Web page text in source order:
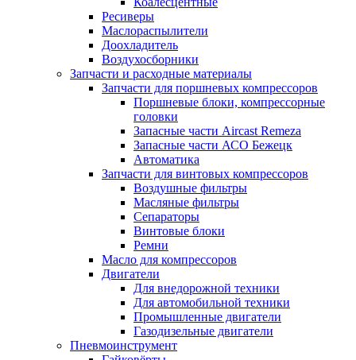
Ресиверы
Маслораспылители
Доохладитель
Воздухосборники
Запчасти и расходные материалы
Запчасти для поршневых компрессоров
Поршневые блоки, компрессорные
головки
Запасные части Aircast Remeza
Запасные части АСО Бежецк
Автоматика
Запчасти для винтовых компрессоров
Воздушные фильтры
Масляные фильтры
Сепараторы
Винтовые блоки
Ремни
Масло для компрессоров
Двигатели
Для внедорожной техники
Для автомобильной техники
Промышленные двигатели
Газодизельные двигатели
Пневмоинструмент